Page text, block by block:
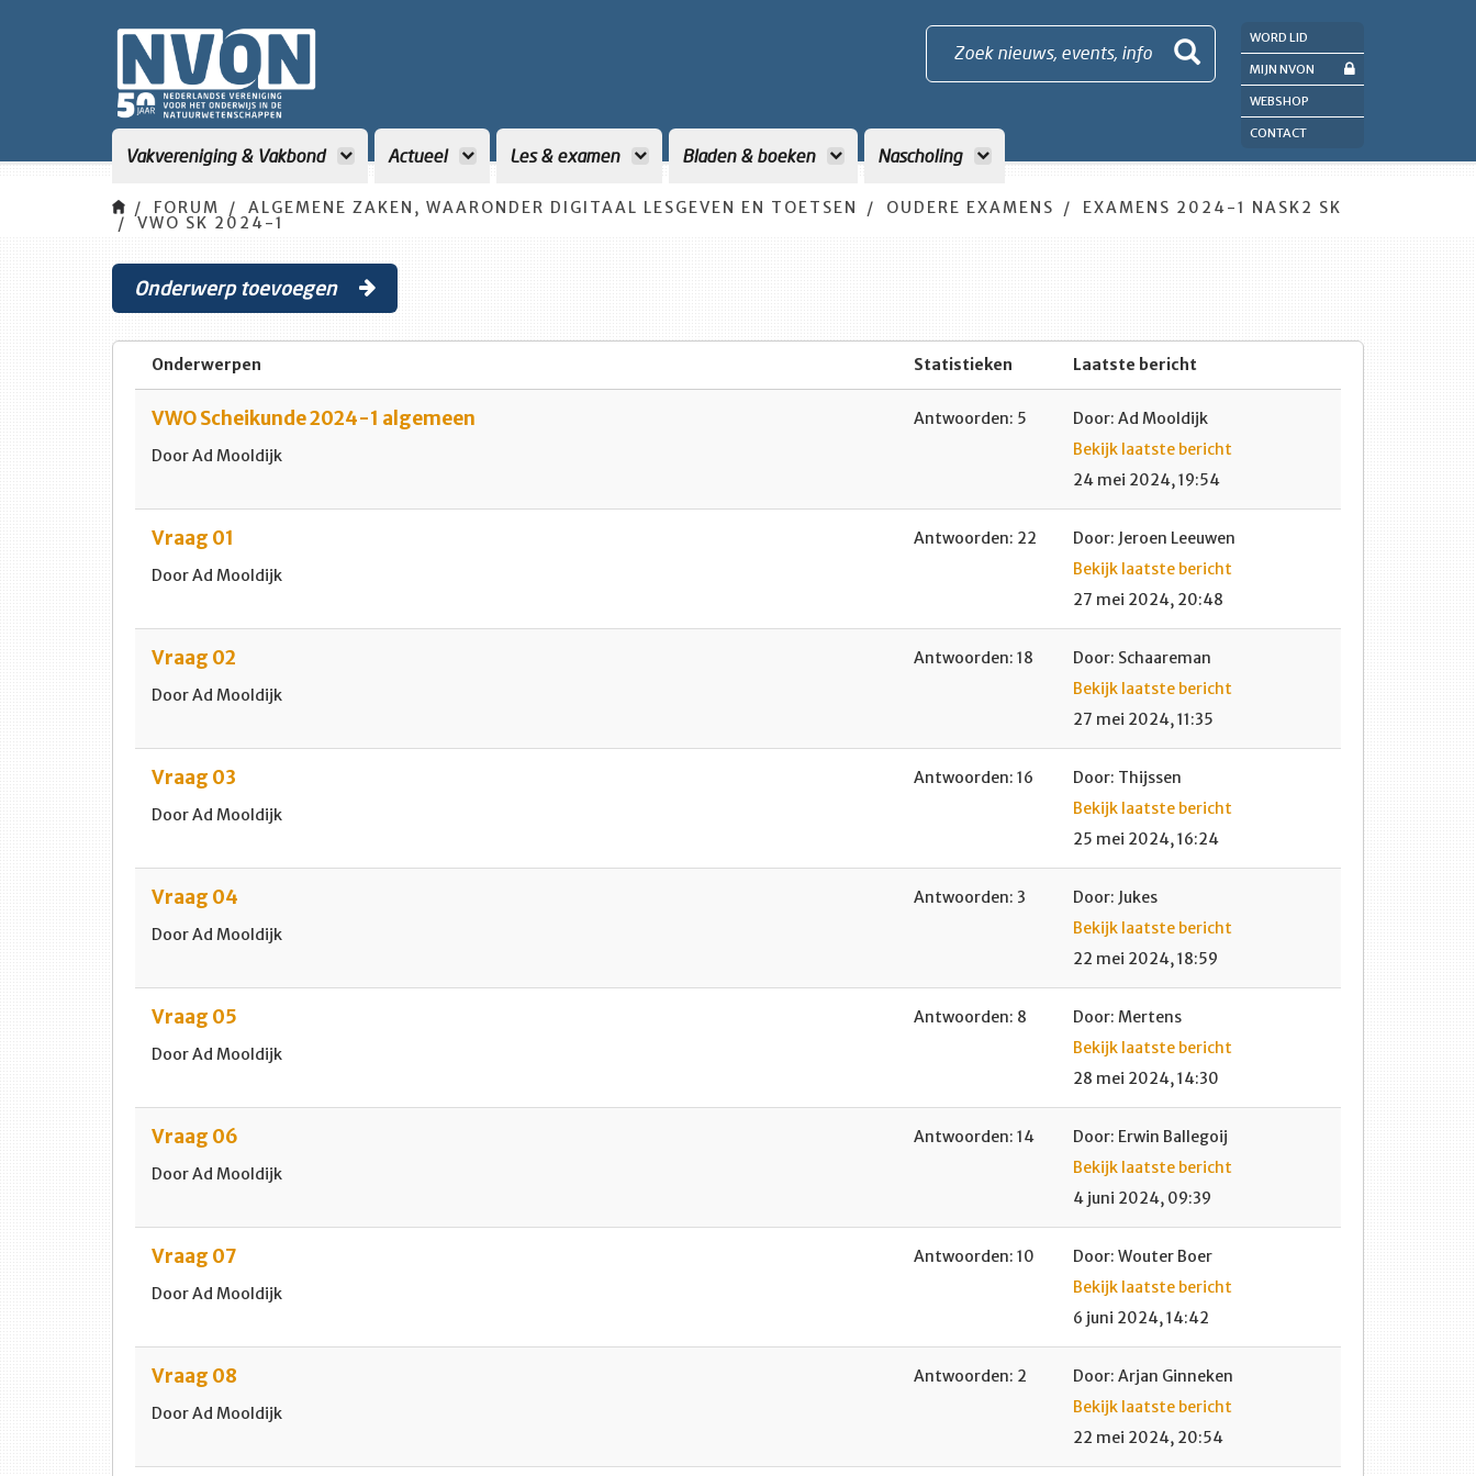
Zoek nieuws, events, info
Vakvereniging & Vakbond Actueel Les & examen Bladen & boeken Nascholing
WORD LID
MIJN NVON
WEBSHOP
CONTACT
FORUM ALGEMENE ZAKEN, WAARONDER DIGITAAL LESGEVEN EN TOETSEN OUDERE EXAMENS EXAMENS 2024-1 NASK2 SK
VWO SK 2024-1
Onderwerp toevoegen
Onderwerpen Statistieken Laatste bericht
VWO Scheikunde 2024-1 algemeen
Door Ad Mooldijk
Antwoorden: 5
Door: Ad Mooldijk
Bekijk laatste bericht
24 mei 2024, 19:54
Vraag 01
Door Ad Mooldijk
Antwoorden: 22
Door: Jeroen Leeuwen
Bekijk laatste bericht
27 mei 2024, 20:48
Vraag 02
Door Ad Mooldijk
Antwoorden: 18
Door: Schaareman
Bekijk laatste bericht
27 mei 2024, 11:35
Vraag 03
Door Ad Mooldijk
Antwoorden: 16
Door: Thijssen
Bekijk laatste bericht
25 mei 2024, 16:24
Vraag 04
Door Ad Mooldijk
Antwoorden: 3
Door: Jukes
Bekijk laatste bericht
22 mei 2024, 18:59
Vraag 05
Door Ad Mooldijk
Antwoorden: 8
Door: Mertens
Bekijk laatste bericht
28 mei 2024, 14:30
Vraag 06
Door Ad Mooldijk
Antwoorden: 14
Door: Erwin Ballegoij
Bekijk laatste bericht
4 juni 2024, 09:39
Vraag 07
Door Ad Mooldijk
Antwoorden: 10
Door: Wouter Boer
Bekijk laatste bericht
6 juni 2024, 14:42
Vraag 08
Door Ad Mooldijk
Antwoorden: 2
Door: Arjan Ginneken
Bekijk laatste bericht
22 mei 2024, 20:54